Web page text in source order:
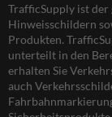
TrafficSupply ist
Hinweisschildern
Produkten.
unterteilt in den
erhalten Sie
auch